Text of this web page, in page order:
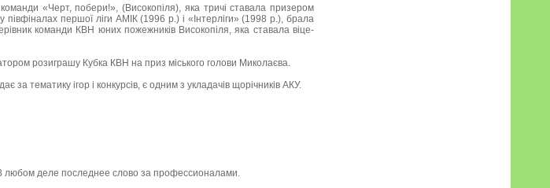
«Черт, побери!», (Високопіля), яка тричі ставала призером
першої ліги АМІК (1996 р.) і «Інтерліги» (1998 р.), брала
команди КВН юних пожежників Високопіля, яка ставала віце-
розиграшу Кубка КВН на приз міського голови Миколаєва.
за тематику ігор і конкурсів, є одним з укладачів щорічників АКУ.
деле последнее слово за профессионалами.